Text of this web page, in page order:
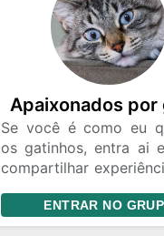
Se você é como eu
os gatinhos, entra ai
compartilhar
ENTRAR NO